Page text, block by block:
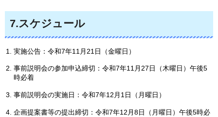
7.スケジュール
実施公告：令和7年11月21日（金曜日）
事前説明会の参加申込締切：令和7年11月27日（木曜日）午後5
時必着
事前説明会の実施日：令和7年12月1日（月曜日）
企画提案書等の提出締切：令和7年12月8日（月曜日）午後5時必